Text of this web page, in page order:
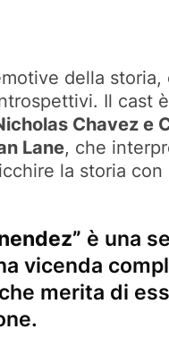
della
Il cast
Chavez e
Lane, che
la storia
è una
vicenda
merita di